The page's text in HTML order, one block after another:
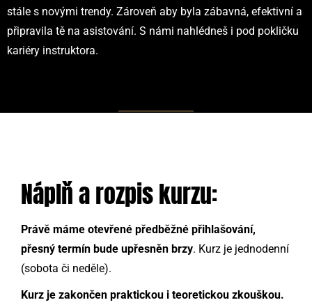
stále s novými trendy. Zároveň aby byla zábavná, efektivní a
připravila tě na asistování. S námi nahlédneš i pod pokličku
kariéry instruktora.
Náplň a rozpis kurzu:
Právě máme otevřené předběžné přihlašování,
přesný termín bude upřesněn brzy. Kurz je jednodenní
(sobota či neděle).
Kurz je zakončen praktickou i teoretickou zkouškou.